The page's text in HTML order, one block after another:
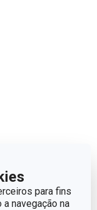
para fins
navegação na